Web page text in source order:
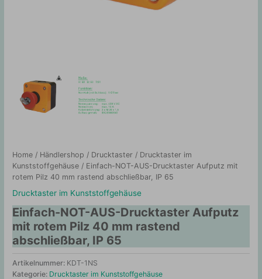
Home / Händlershop / Drucktaster / Drucktaster im
Kunststoffgehäuse / Einfach-NOT-AUS-Drucktaster Aufputz mit
rotem Pilz 40 mm rastend abschließbar, IP 65
Drucktaster im Kunststoffgehäuse
Einfach-NOT-AUS-Drucktaster Aufputz
mit rotem Pilz 40 mm rastend
abschließbar, IP 65
Artikelnummer: KDT-1NS
Kategorie: Drucktaster im Kunststoffgehäuse